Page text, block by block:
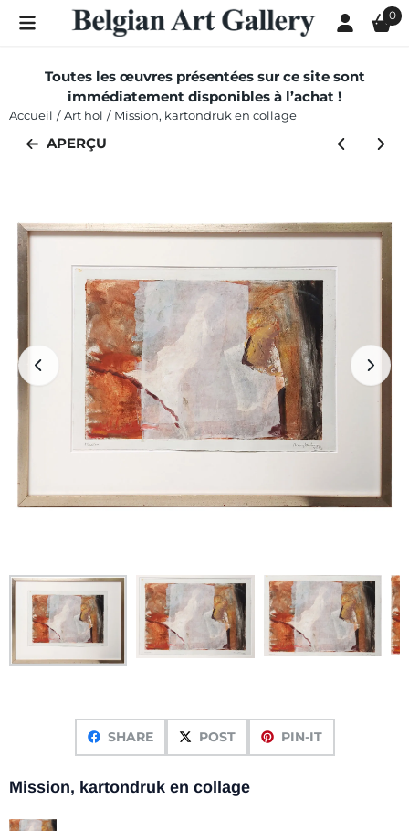
Les préférences de cookies sont actuellement fermées. 0
Toutes les œuvres présentées sur ce site sont
immédiatement disponibles à l’achat !
Accueil / Art hol / Mission, kartondruk en collage
APERÇU
SHARE POST PIN-IT
Mission, kartondruk en collage